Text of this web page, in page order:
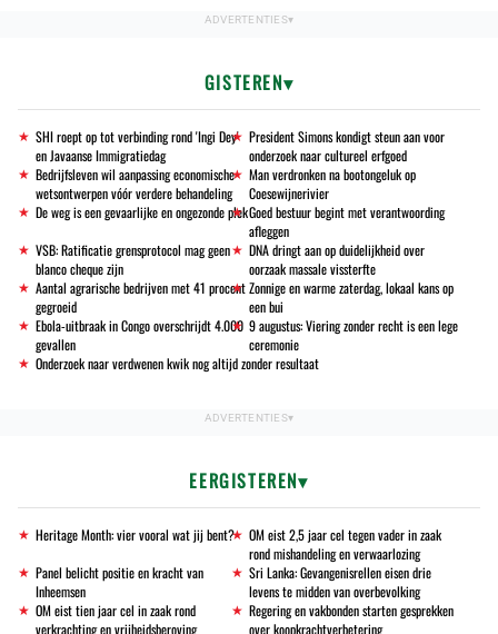
GISTEREN
SHI roept op tot verbinding rond 'Ingi Dey'
en Javaanse Immigratiedag
President Simons kondigt steun aan voor
onderzoek naar cultureel erfgoed
Bedrijfsleven wil aanpassing economische
wetsontwerpen vóór verdere behandeling
Man verdronken na bootongeluk op
Coesewijnerivier
De weg is een gevaarlijke en ongezonde plekGoed bestuur begint met verantwoording
afleggen
VSB: Ratificatie grensprotocol mag geen
blanco cheque zijn
DNA dringt aan op duidelijkheid over
oorzaak massale vissterfte
Aantal agrarische bedrijven met 41 procent
gegroeid
Zonnige en warme zaterdag, lokaal kans op
een bui
Ebola-uitbraak in Congo overschrijdt 4.000
gevallen
9 augustus: Viering zonder recht is een lege
ceremonie
Onderzoek naar verdwenen kwik nog altijd zonder resultaat
EERGISTEREN
Heritage Month: vier vooral wat jij bent?
OM eist 2,5 jaar cel tegen vader in zaak
rond mishandeling en verwaarlozing
Panel belicht positie en kracht van
Inheemsen
Sri Lanka: Gevangenisrellen eisen drie
levens te midden van overbevolking
OM eist tien jaar cel in zaak rond
verkrachting en vrijheidsberoving
Regering en vakbonden starten gesprekken
over koopkrachtverbetering